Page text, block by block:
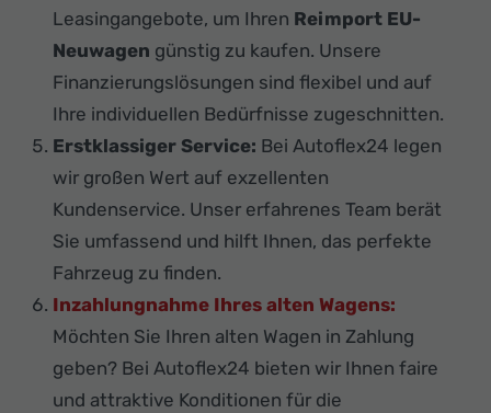
Leasingangebote, um Ihren Reimport EU-
Neuwagen günstig zu kaufen. Unsere
Finanzierungslösungen sind flexibel und auf
Ihre individuellen Bedürfnisse zugeschnitten.
Erstklassiger Service: Bei Autoflex24 legen
wir großen Wert auf exzellenten
Kundenservice. Unser erfahrenes Team berät
Sie umfassend und hilft Ihnen, das perfekte
Fahrzeug zu finden.
Inzahlungnahme Ihres alten Wagens:
Möchten Sie Ihren alten Wagen in Zahlung
geben? Bei Autoflex24 bieten wir Ihnen faire
und attraktive Konditionen für die